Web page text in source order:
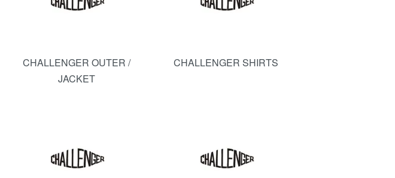
CHALLENGER OUTER /
JACKET
CHALLENGER SHIRTS